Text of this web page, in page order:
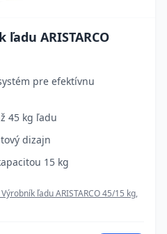
ľadu ARISTARCO
pre efektívnu
45 kg ľadu
dizajn
15 kg
Výrobník ľadu ARISTARCO 45/15 kg,